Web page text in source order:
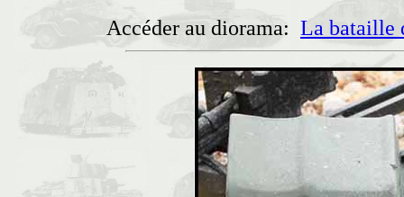
Accéder au diorama: La bataille